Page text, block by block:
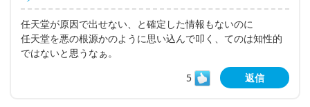
任天堂が原因で出せない、と確定した情報もないのに
任天堂を悪の根源かのように思い込んで叩く、てのは知性的
ではないと思うなぁ。
5
返信